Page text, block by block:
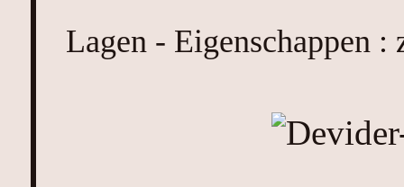
Lagen - Eigenschappen :